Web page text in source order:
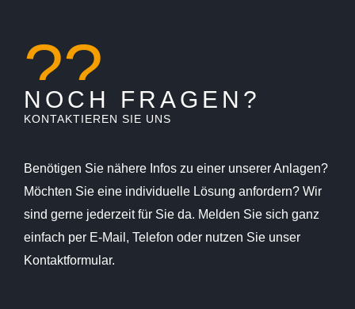
??
NOCH FRAGEN?
KONTAKTIEREN SIE UNS
Benötigen Sie nähere Infos zu einer unserer Anlagen?
Möchten Sie eine individuelle Lösung anfordern? Wir
sind gerne jederzeit für Sie da. Melden Sie sich ganz
einfach per E-Mail, Telefon oder nutzen Sie unser
Kontaktformular.